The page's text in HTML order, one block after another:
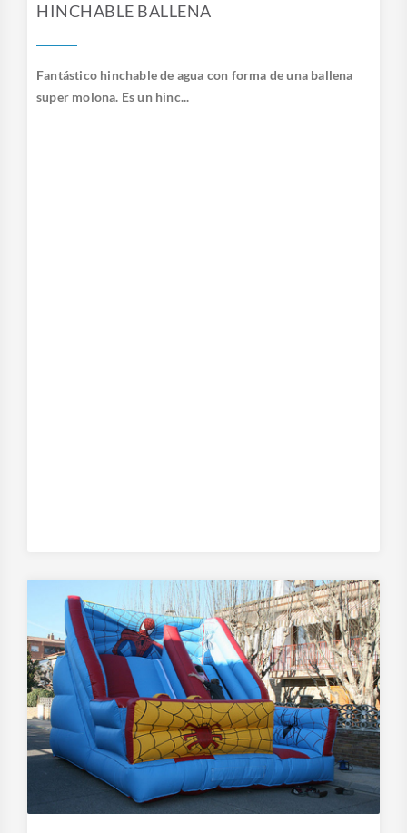
HINCHABLE BALLENA
Fantástico hinchable de agua con forma de una ballena
super molona. Es un hinc...